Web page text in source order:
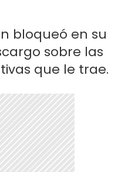
bloqueó en su
sobre las
que le trae.